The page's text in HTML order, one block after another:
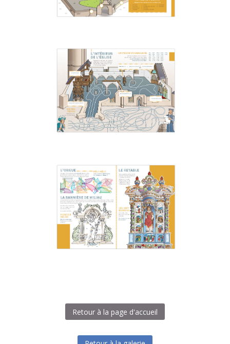
Retour à la page d'accueil